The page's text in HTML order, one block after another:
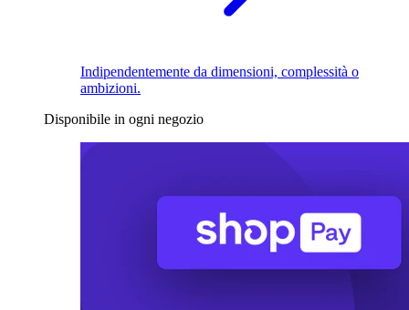
Indipendentemente da dimensioni, complessità o
ambizioni.
Disponibile in ogni negozio